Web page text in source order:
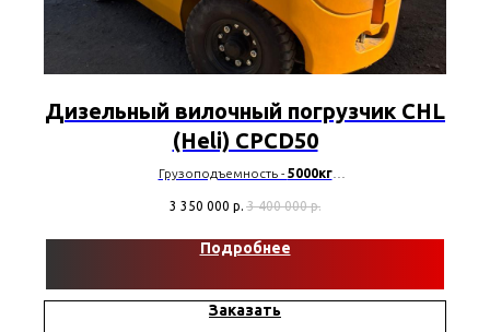
Дизельный вилочный погрузчик CHL
(Heli) CPCD50
Грузоподъемность - 5000кг
Марка двигателя -Xinchai
3 350 000 р. 3 400 000 р.
Подробнее
Заказать